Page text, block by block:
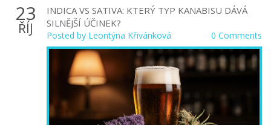
23
ŘÍJ
INDICA VS SATIVA: KTERÝ TYP KANABISU DÁVÁ
SILNĚJŠÍ ÚČINEK?
Posted by Leontýna Křivánková 0 Comments